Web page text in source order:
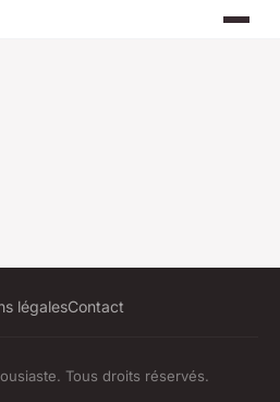
légalesContact
Tous droits réservés.